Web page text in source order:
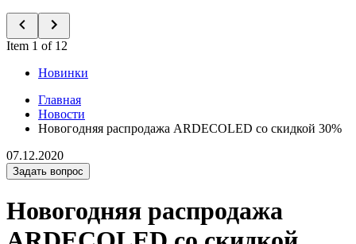
Item 1 of 12
Новинки
Главная
Новости
Новогодняя распродажа ARDECOLED со скидкой 30%
07.12.2020
Задать вопрос
Новогодняя распродажа